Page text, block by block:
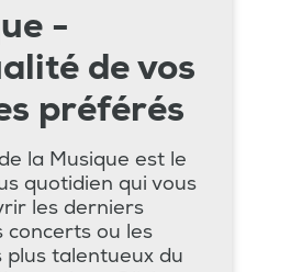
-
de vos
préférés
la Musique est le
quotidien qui vous
les derniers
concerts ou les
plus talentueux du